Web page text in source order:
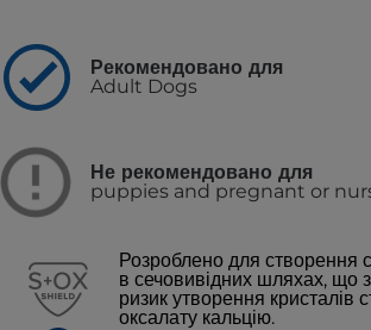
Рекомендовано для
Adult Dogs
Не рекомендовано для
puppies and pregnant or
Розроблено для створення
в сечовивідних шляхах, що
ризик утворення кристалів
оксалату кальцію.